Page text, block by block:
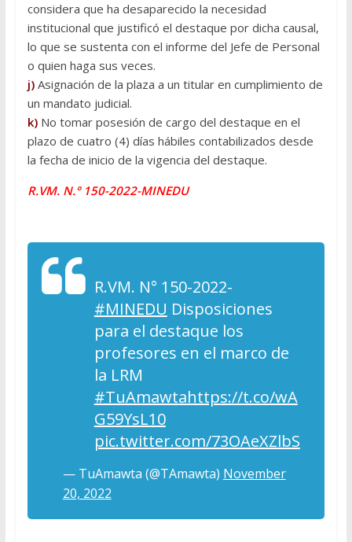
considera que ha desaparecido la necesidad
institucional que justificó el destaque por dicha causal,
lo que se sustenta con el informe del Jefe de Personal
o quien haga sus veces.
j) Asignación de la plaza a un titular en cumplimiento de
un mandato judicial.
k) No tomar posesión de cargo del destaque en el
plazo de cuatro (4) días hábiles contabilizados desde
la fecha de inicio de la vigencia del destaque.
R.VM. N.° 150-2022-MINEDU
R.VM. N° 150-2022-
#MINEDU Disposiciones
para el destaque los
profesores en el marco de
la LRM
#TuAmawtahttps://t.co/wA
G59YsL10
pic.twitter.com/73OAeXZlbS
— TuAmawta (@TAmawta) November
20, 2022